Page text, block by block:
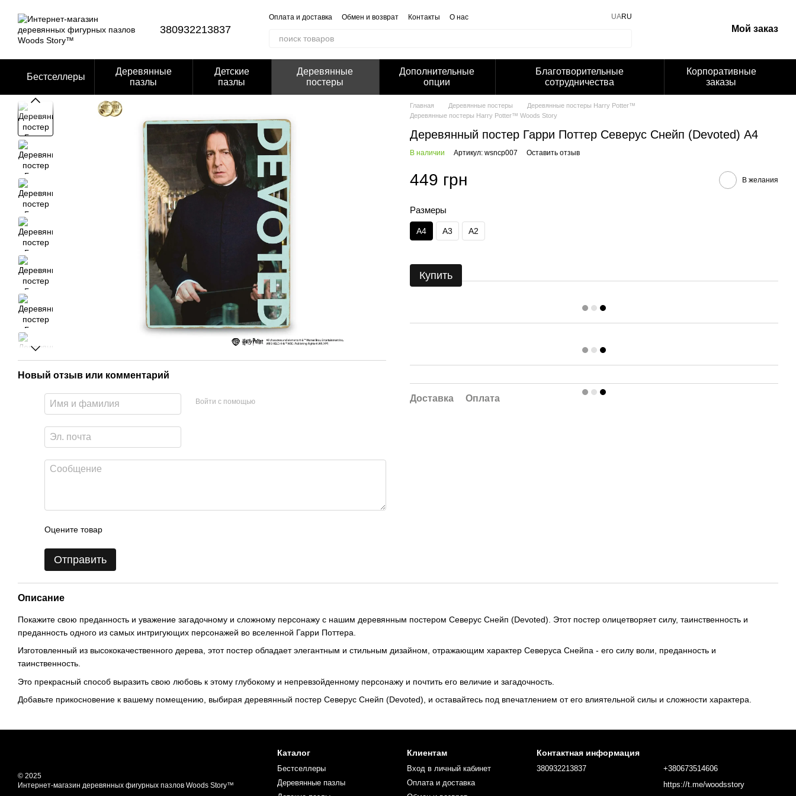
380932213837
Оплата и доставка Обмен и возврат Контакты
О нас
Блог
Публичная оферта
UARU
Мой заказ
Бестселлеры
Деревянные
пазлы
Детские
пазлы
Деревянные
постеры
Дополнительные
опции
Благотворительные
сотрудничества
Корпоративные
заказы
Новый отзыв или комментарий
Войти с помощью
Оцените товар
Отправить
Главная Деревянные постеры
Деревянные постеры Harry Potter™
Деревянные постеры Harry Potter™ Woods Story
Деревянный постер Гарри Поттер Северус Снейп (Devoted) А4
В наличии Артикул: wsncp007 Оставить отзыв
449 грн В желания
Размеры
А4 А3 А2
Купить
Доставка Оплата
Описание
Покажите свою преданность и уважение загадочному и сложному персонажу с нашим деревянным постером Северус Снейп (Devoted). Этот постер олицетворяет силу, таинственность и
преданность одного из самых интригующих персонажей во вселенной Гарри Поттера.
Изготовленный из высококачественного дерева, этот постер обладает элегантным и стильным дизайном, отражающим характер Северуса Снейпа - его силу воли, преданность и
таинственность.
Это прекрасный способ выразить свою любовь к этому глубокому и непревзойденному персонажу и почтить его величие и загадочность.
Добавьте прикосновение к вашему помещению, выбирая деревянный постер Северус Снейп (Devoted), и оставайтесь под впечатлением от его влиятельной силы и сложности характера.
© 2025
Интернет-магазин деревянных фигурных пазлов Woods Story™
Каталог
Бестселлеры
Деревянные пазлы
Клиентам
Вход в личный кабинет
Оплата и доставка
Контактная информация
380932213837
+380673514606
https://t.me/woodsstory